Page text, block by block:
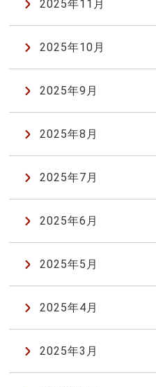
2025年11月
2025年10月
2025年9月
2025年8月
2025年7月
2025年6月
2025年5月
2025年4月
2025年3月